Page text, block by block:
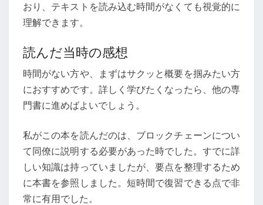
た
習
本
おり、テキストを読み込む時間がなくても視覚的に
理解できます。
読んだ当時の感想
時間がない方や、まずはサクッと概要を掴みたい方
におすすめです。詳しく学びたくなったら、他の専
門書に進めばよいでしょう。
私がこの本を読んだのは、ブロックチェーンについ
て同僚に説明する必要があった時でした。すでに詳
しい知識は持っていましたが、要点を整理するため
に本書を参照しました。短時間で復習できる点で非
常に有用でした。